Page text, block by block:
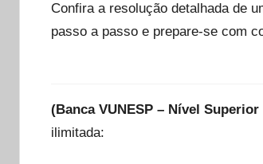
Confira a resolução detalhada de
passo a passo e prepare-se com
(Banca VUNESP – Nível
ilimitada: